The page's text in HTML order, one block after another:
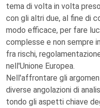
tema di volta in volta
con gli altri due, al fine di
modo efficace, per fare
complesse e non sempre
fra rischi,
nell'Unione Europea.
Nell'affrontare gli
diverse angolazioni di
tondo gli aspetti chiave